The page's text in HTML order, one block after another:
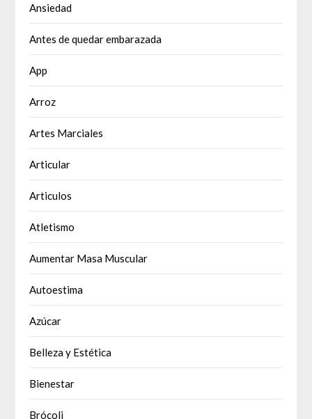
Ansiedad
Antes de quedar embarazada
App
Arroz
Artes Marciales
Articular
Articulos
Atletismo
Aumentar Masa Muscular
Autoestima
Azúcar
Belleza y Estética
Bienestar
Brócoli